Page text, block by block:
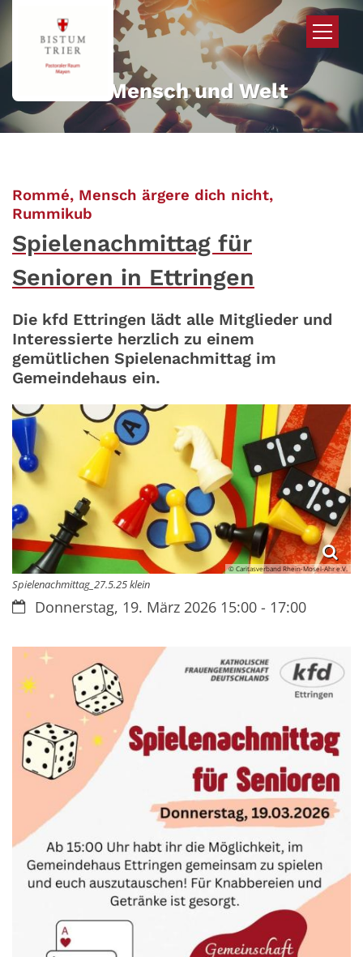
Zum Inhalt springen
Mehr für Mensch und Welt
Rommé, Mensch ärgere dich nicht,
Rummikub
Spielenachmittag für
Senioren in Ettringen
Die kfd Ettringen lädt alle Mitglieder und
Interessierte herzlich zu einem
gemütlichen Spielenachmittag im
Gemeindehaus ein.
© Caritasverband Rhein-Mosel-Ahr e.V.
Spielenachmittag_27.5.25 klein
Datum:Donnerstag, 19. März 2026 15:00 - 17:00